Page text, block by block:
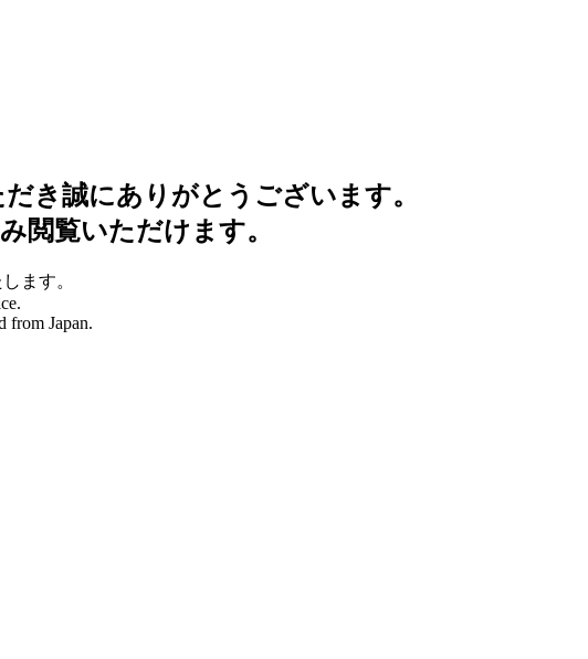
き誠にありがとうございます。
閲覧いただけます。
ます。
from Japan.